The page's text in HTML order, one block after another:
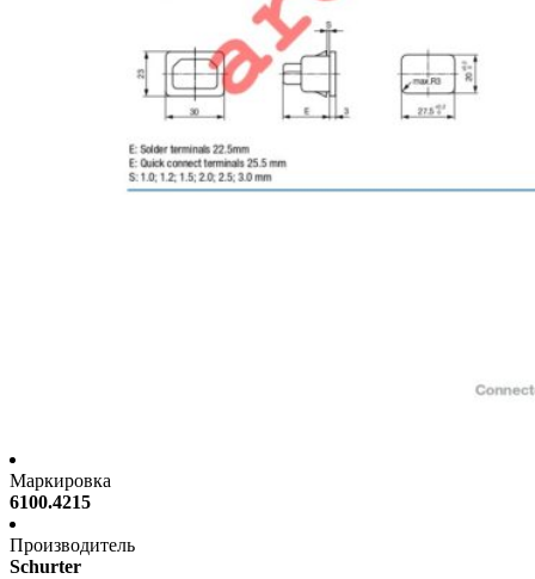
Маркировка
6100.4215
Производитель
Schurter